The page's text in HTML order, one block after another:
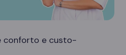
conforto e custo-